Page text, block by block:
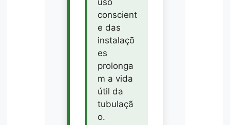
uso
conscient
e das
instalaçõ
es
prolonga
m a vida
útil da
tubulaçã
o.